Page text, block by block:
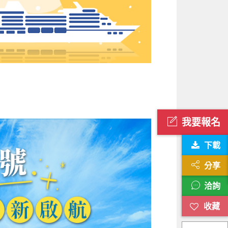
我要報名
下載
分享
洽詢